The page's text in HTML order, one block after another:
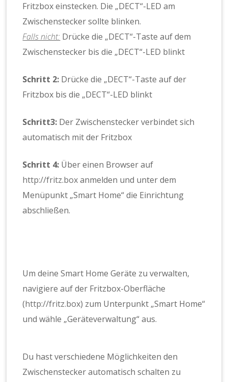
Fritzbox einstecken. Die „DECT“-LED am
Zwischenstecker sollte blinken.
Falls nicht: Drücke die „DECT“-Taste auf dem
Zwischenstecker bis die „DECT“-LED blinkt
Schritt 2: Drücke die „DECT“-Taste auf der
Fritzbox bis die „DECT“-LED blinkt
Schritt3: Der Zwischenstecker verbindet sich
automatisch mit der Fritzbox
Schritt 4: Über einen Browser auf
http://fritz.boxanmelden und unter dem
Menüpunkt „Smart Home“ die Einrichtung
abschließen.
Um deine Smart Home Geräte zu verwalten,
navigiere auf der Fritzbox-Oberfläche
(http://fritz.box) zum Unterpunkt „Smart Home“
und wähle „Geräteverwaltung“ aus.
Du hast verschiedene Möglichkeiten den
Zwischenstecker automatisch schalten zu